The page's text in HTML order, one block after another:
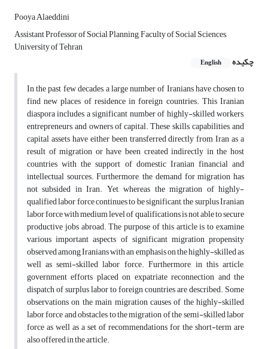
Pooya Alaeddini
Assistant Professor of Social Planning, Faculty of Social Sciences,
University of Tehran
چکیده
English
In the past few decades, a large number of Iranians have chosen to
find new places of residence in foreign countries. This Iranian
diaspora includes a significant number of highly-skilled workers,
entrepreneurs, and owners of capital. These skills, capabilities, and
capital assets have either been transferred directly from Iran as a
result of migration or have been created indirectly in the host
countries with the support of domestic Iranian financial and
intellectual sources. Furthermore, the demand for migration has
not subsided in Iran. Yet, whereas the migration of highly-
qualified labor force continues to be significant, the surplus Iranian
labor force with medium level of qualifications is not able to secure
productive jobs abroad. The purpose of this article is to examine
various important aspects of significant migration propensity
observed among Iranians with an emphasis on the highly-skilled as
well as semi-skilled labor force. Furthermore, in this article,
government efforts placed on expatriate reconnection and the
dispatch of surplus labor to foreign countries are described. Some
observations on the main migration causes of the highly-skilled
labor force and obstacles to the migration of the semi-skilled labor
force as well as a set of recommendations for the short-term are
also offered in the article.